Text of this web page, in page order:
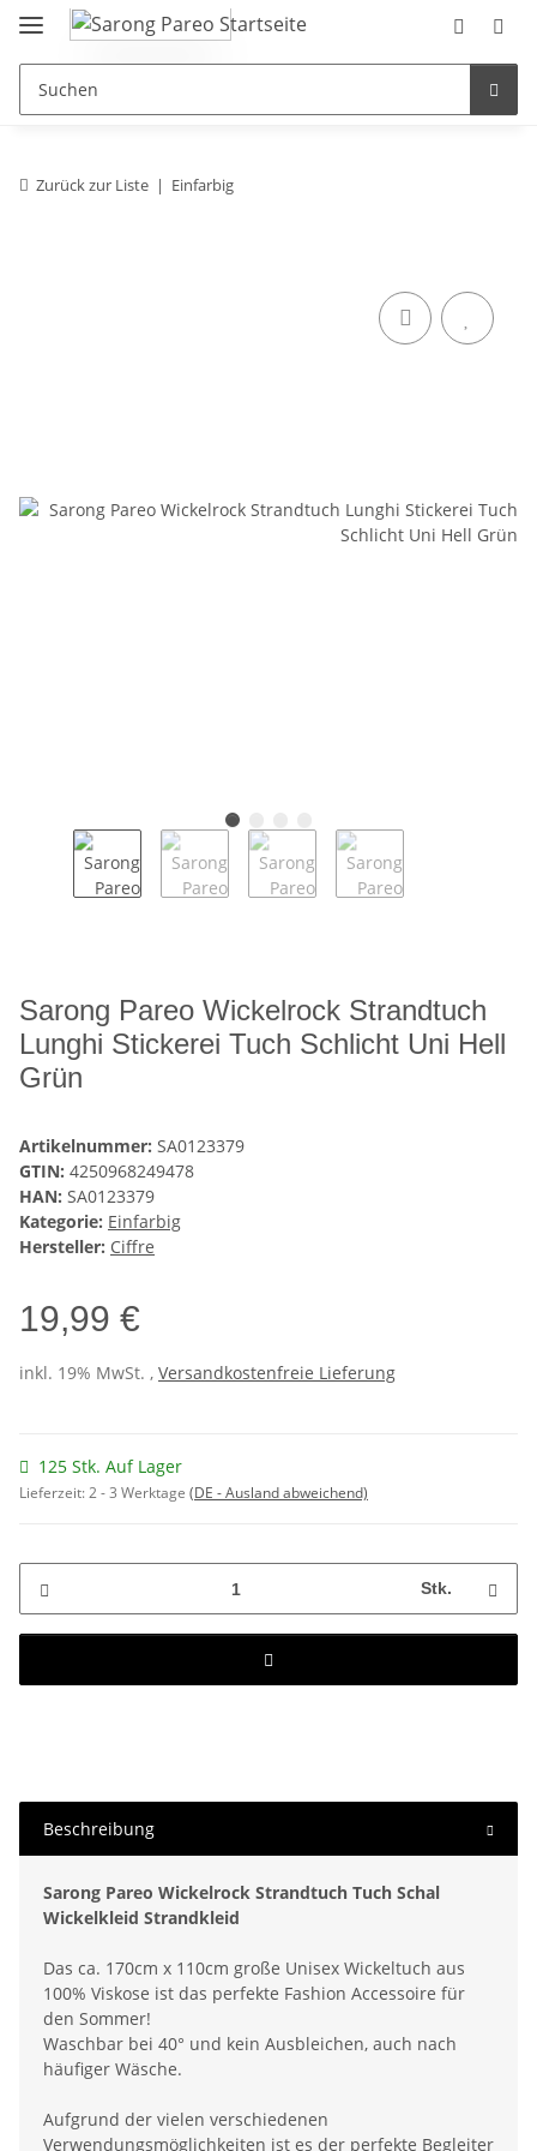
Zurück zur Liste Einfarbig
Sarong Pareo Wickelrock Strandtuch
Lunghi Stickerei Tuch Schlicht Uni Hell
Grün
Artikelnummer: SA0123379
GTIN: 4250968249478
HAN: SA0123379
Kategorie: Einfarbig
Hersteller: Ciffre
19,99 €
inkl. 19% MwSt. , Versandkostenfreie Lieferung
125 Stk. Auf Lager
Lieferzeit:2 - 3 Werktage (DE - Ausland abweichend)
Stk.
Beschreibung
Sarong Pareo Wickelrock Strandtuch Tuch Schal
Wickelkleid Strandkleid
Das ca. 170cm x 110cm große Unisex Wickeltuch aus
100% Viskose ist das perfekte Fashion Accessoire für
den Sommer!
Waschbar bei 40° und kein Ausbleichen, auch nach
häufiger Wäsche.
Aufgrund der vielen verschiedenen
Verwendungsmöglichkeiten ist es der perfekte Begleiter